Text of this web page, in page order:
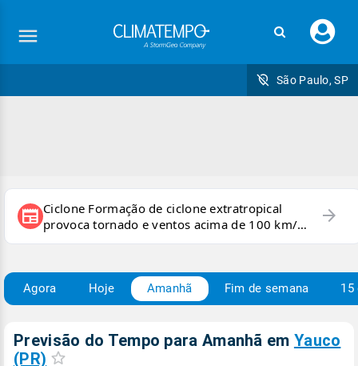
seu
São Paulo, SP
newspaper Ciclone Formação de ciclone extratropical
provoca tornado e ventos acima de 100 km/h
no RS
arrow_forward
Agora Hoje Amanhã Fim de semana 15
Previsão do Tempo para Amanhã em Yauco
(PR)